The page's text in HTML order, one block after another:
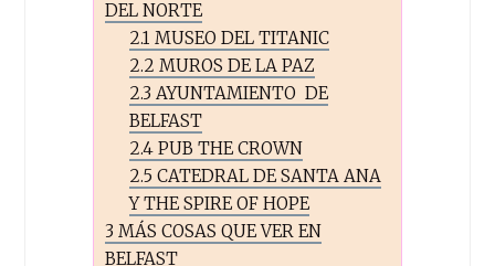
DEL NORTE
2.1 MUSEO DEL TITANIC
2.2 MUROS DE LA PAZ
2.3 AYUNTAMIENTO DE
BELFAST
2.4 PUB THE CROWN
2.5 CATEDRAL DE SANTA ANA
Y THE SPIRE OF HOPE
3 MÁS COSAS QUE VER EN
BELFAST